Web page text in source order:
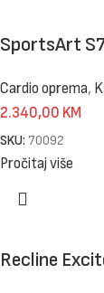
SportsArt
Cardio oprema,
2.340,00 KM
SKU: 70092
Pročitaj više
Recline